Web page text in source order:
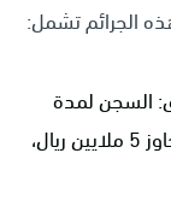
السجن لمدة
تصل إلى 7 سنوات، وغرامة مالية لا تتجاوز 5 ملايين ريال،